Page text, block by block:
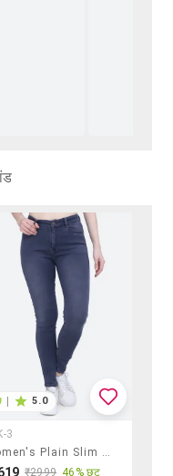
5.0
3
Women's Plain Slim Fit Jeans
₹2999 46% छूट